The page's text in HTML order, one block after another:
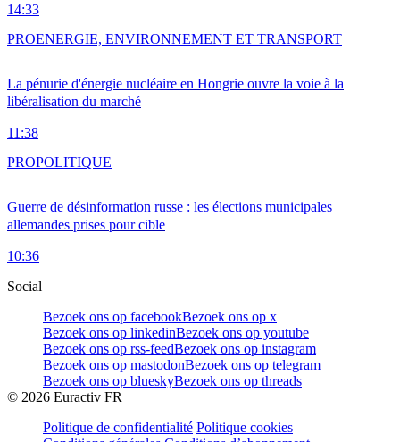
14:33
La pénurie d'énergie nucléaire en Hongrie ouvre la voie à la
libéralisation du marché
11:38
PROENERGIE, ENVIRONNEMENT ET TRANSPORT
Guerre de désinformation russe : les élections municipales
allemandes prises pour cible
10:36
PROPOLITIQUE
Social
Bezoek ons op facebookBezoek ons op x
Bezoek ons op linkedinBezoek ons op youtube
Bezoek ons op rss-feedBezoek ons op instagram
Bezoek ons op mastodonBezoek ons op telegram
Bezoek ons op blueskyBezoek ons op threads
© 2026 Euractiv FR
Politique de confidentialité Politique cookies